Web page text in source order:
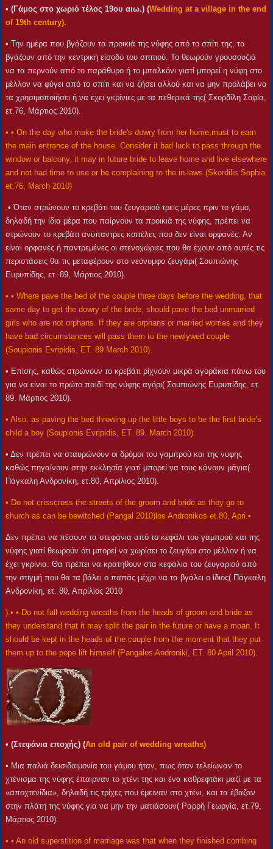
• (Γάμος στο χωριό τέλος 19ου αιω.) (Wedding at a village in the end
of 19th century).
• Την ημέρα που βγάζουν τα προικιά της νύφης από το σπίτι της, τα
βγάζουν από την κεντρική είσοδο του σπιτιού. Το θεωρούν γρουσουζιά
να τα περνούν από το παράθυρο ή το μπαλκόνι γιατί μπορεί η νύφη στο
μέλλον να φύγει από το σπίτι και να ζήσει αλλού και να μην προλάβει να
τα χρησιμοποιήσει ή να έχει γκρίνιες με τα πεθερικά της( Σκορδίλη Σοφία,
ετ.76, Μάρτιος 2010).
• • On the day who make the bride's dowry from her home,must to earn
the main entrance of the house. Consider it bad luck to pass through the
window or balcony, it may in future bride to leave home and live elsewhere
and not had time to use or be complaining to the in-laws (Skordilis Sophia
et.76, March 2010)
.• Όταν στρώνουν το κρεβάτι του ζευγαριού τρεις μέρες πριν το γάμο,
δηλαδή την ίδια μέρα που παίρνουν τα προικιά της νύφης, πρέπει να
στρώνουν το κρεβάτι ανύπαντρες κοπέλες που δεν είναι ορφανές. Αν
είναι ορφανές ή παντρεμένες οι στενοχώριες που θα έχουν από αυτές τις
περιστάσεις θα τις μεταφέρουν στο νεόνυμφο ζευγάρι( Σουπιώνης
Ευρυπίδης, ετ. 89, Μάρτιος 2010).
• • Where pave the bed of the couple three days before the wedding, that
same day to get the dowry of the bride, should pave the bed unmarried
girls who are not orphans. If they are orphans or married worries and they
have bad circumstances will pass them to the newlywed couple
(Soupionis Evripidis, ET. 89 March 2010).
• Επίσης, καθώς στρώνουν το κρεβάτι ρίχνουν μικρά αγοράκια πάνω του
για να είναι το πρώτο παιδί της νύφης αγόρι( Σουπιώνης Ευρυπίδης, ετ.
89. Μάρτιος 2010).
• Also, as paving the bed throwing up the little boys to be the first bride’s
child a boy (Soupionis Evripidis, ET. 89. March 2010).
• Δεν πρέπει να σταυρώνουν οι δρόμοι του γαμπρού και της νύφης
καθώς πηγαίνουν στην εκκλησία γιατί μπορεί να τους κάνουν μάγια(
Πάγκαλη Ανδρονίκη, ετ.80, Απρίλιος 2010).
• Do not crisscross the streets of the groom and bride as they go to
church as can be bewitched (Pangal 2010)los Andronikos et.80, Apri.•
Δεν πρέπει να πέσουν τα στεφάνια από το κεφάλι του γαμπρού και της
νύφης γιατί θεωρούν ότι μπορεί να χωρίσει το ζευγάρι στο μέλλον ή να
έχει γκρίνια. Θα πρέπει να κρατηθούν στα κεφάλια του ζευγαριού από
την στιγμή που θα τα βάλει ο παπάς μέχρι να τα βγάλει ο ίδιος( Πάγκαλη
Ανδρονίκη, ετ. 80, Απρίλιος 2010
).• • Do not fall wedding wreaths from the heads of groom and bride as
they understand that it may split the pair in the future or have a moan. It
should be kept in the heads of the couple from the moment that they put
them up to the pope lift himself (Pangalos Androniki, ET. 80 April 2010).
• (Στεφάνια εποχής) (An old pair of wedding wreaths)
• Μια παλιά δεισιδαιμονία του γάμου ήταν, πως όταν τελείωναν το
χτένισμα της νύφης έπαιρναν το χτένι της και ένα καθρεφτάκι μαζί με τα
«αποχτενίδια», δηλαδή τις τρίχες που έμειναν στο χτένι, και τα έβαζαν
στην πλάτη της νύφης για να μην την ματιάσουν( Ραρρή Γεωργία, ετ.79,
Μάρτιος 2010).
• • An old superstition of marriage was that when they finished combing